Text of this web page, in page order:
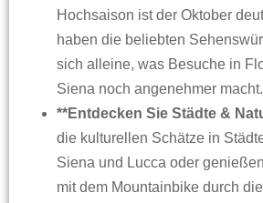
Hochsaison ist der Oktober
haben die beliebten
sich alleine, was Besuche in
Siena noch angenehmer macht.
**Entdecken Sie Städte &
die kulturellen Schätze in
Siena und Lucca oder
mit dem Mountainbike durch